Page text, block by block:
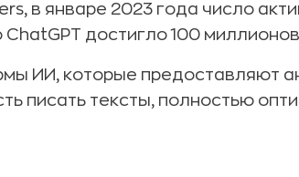
в январе 2023 года число
достигло 100
ИИ, которые предоставляют
писать тексты, полностью